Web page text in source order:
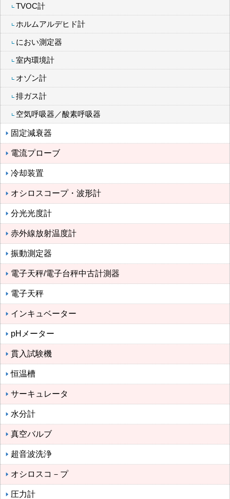
TVOC計
ホルムアルデヒド計
におい測定器
室内環境計
オゾン計
排ガス計
空気呼吸器／酸素呼吸器
固定減衰器
電流プローブ
冷却装置
オシロスコープ・波形計
分光光度計
赤外線放射温度計
振動測定器
電子天秤/電子台秤中古計測器
電子天秤
インキュベーター
pHメーター
貫入試験機
恒温槽
サーキュレータ
水分計
真空バルブ
超音波洗浄
オシロスコ－プ
圧力計